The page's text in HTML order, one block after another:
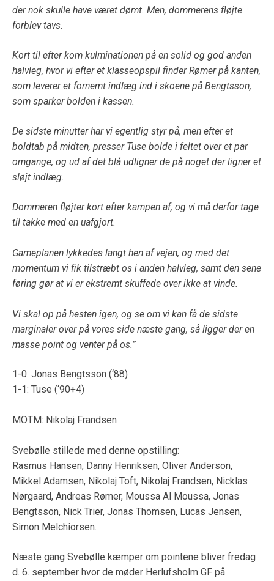
der nok skulle have været dømt. Men, dommerens fløjte
forblev tavs.
Kort til efter kom kulminationen på en solid og god anden
halvleg, hvor vi efter et klasseopspil finder Rømer på kanten,
som leverer et fornemt indlæg ind i skoene på Bengtsson,
som sparker bolden i kassen.
De sidste minutter har vi egentlig styr på, men efter et
boldtab på midten, presser Tuse bolde i feltet over et par
omgange, og ud af det blå udligner de på noget der ligner et
sløjt indlæg.
Dommeren fløjter kort efter kampen af, og vi må derfor tage
til takke med en uafgjort.
Gameplanen lykkedes langt hen af vejen, og med det
momentum vi fik tilstræbt os i anden halvleg, samt den sene
føring gør at vi er ekstremt skuffede over ikke at vinde.
Vi skal op på hesten igen, og se om vi kan få de sidste
marginaler over på vores side næste gang, så ligger der en
masse point og venter på os.”
1-0: Jonas Bengtsson (‘88)
1-1: Tuse (‘90+4)
MOTM: Nikolaj Frandsen ️
Svebølle stillede med denne opstilling:
Rasmus Hansen, Danny Henriksen, Oliver Anderson,
Mikkel Adamsen, Nikolaj Toft, Nikolaj Frandsen, Nicklas
Nørgaard, Andreas Rømer, Moussa Al Moussa, Jonas
Bengtsson, Nick Trier, Jonas Thomsen, Lucas Jensen,
Simon Melchiorsen.
Næste gang Svebølle kæmper om pointene bliver fredag
d. 6. september hvor de møder Herlufsholm GF på